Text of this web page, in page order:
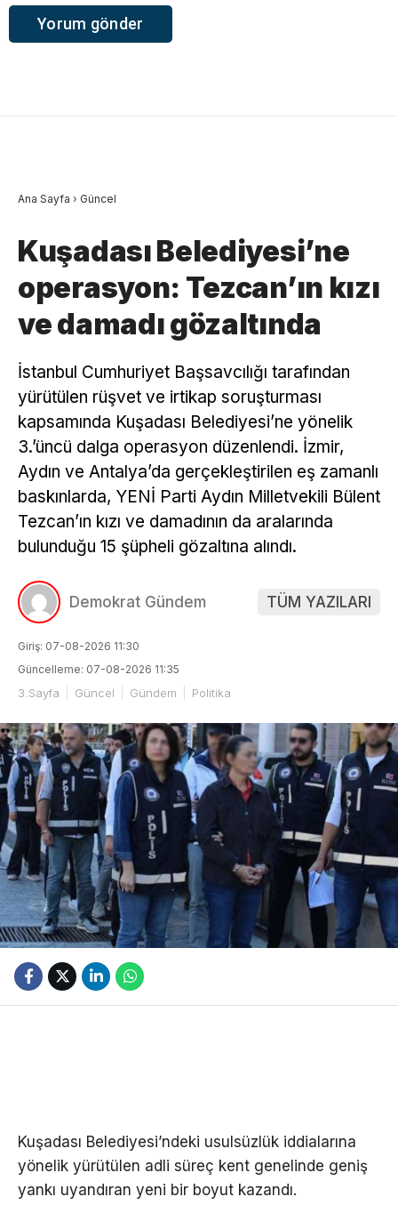
Ana Sayfa › Güncel
Kuşadası Belediyesi’ne
operasyon: Tezcan’ın kızı
ve damadı gözaltında
İstanbul Cumhuriyet Başsavcılığı tarafından
yürütülen rüşvet ve irtikap soruşturması
kapsamında Kuşadası Belediyesi’ne yönelik
3.’üncü dalga operasyon düzenlendi. İzmir,
Aydın ve Antalya’da gerçekleştirilen eş zamanlı
baskınlarda, YENİ Parti Aydın Milletvekili Bülent
Tezcan’ın kızı ve damadının da aralarında
bulunduğu 15 şüpheli gözaltına alındı.
Demokrat Gündem TÜM YAZILARI
Giriş: 07-08-2026 11:30
Güncelleme: 07-08-2026 11:35
3.Sayfa Güncel Gündem Politika
Kuşadası Belediyesi’ndeki usulsüzlük iddialarına
yönelik yürütülen adli süreç kent genelinde geniş
yankı uyandıran yeni bir boyut kazandı.